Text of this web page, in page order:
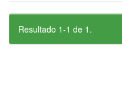
Resultado 1-1 de 1.